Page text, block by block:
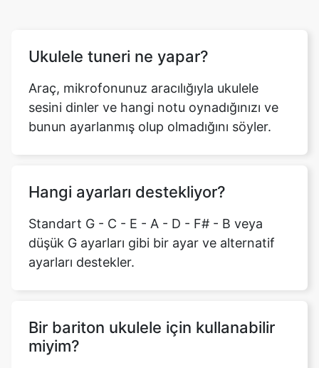
Ukulele tuneri ne yapar?
Araç, mikrofonunuz aracılığıyla ukulele
sesini dinler ve hangi notu oynadığınızı ve
bunun ayarlanmış olup olmadığını söyler.
Hangi ayarları destekliyor?
Standart G - C - E - A - D - F# - B veya
düşük G ayarları gibi bir ayar ve alternatif
ayarları destekler.
Bir bariton ukulele için kullanabilir
miyim?